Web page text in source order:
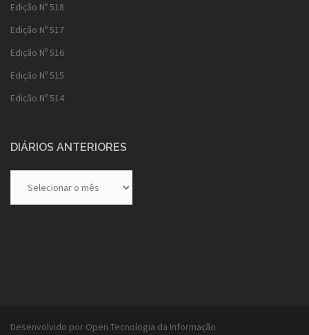
Edição Nº 518
Edição Nº 517
Edição Nº 516
Edição Nº 515
Edição Nº 514
DIÁRIOS ANTERIORES
Anteriores
Desenvolvido por Open Tecnologia da Informação